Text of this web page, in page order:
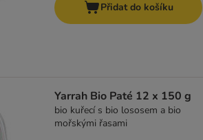
Přidat do košíku
Yarrah Bio Paté 12 x 150 g
bio kuřecí s bio lososem a bio
mořskými řasami